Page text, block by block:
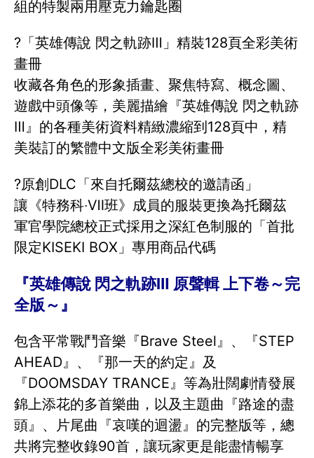
組的特製兩用壓克力鑰匙圈
?「英雄傳說 閃之軌跡Ⅲ」精裝128頁全彩美術
畫冊
收藏各角色的形象插畫、聚焦特寫、概念圖、
遊戲中頭像等，美麗描繪『英雄傳說 閃之軌跡
Ⅲ』的各種美術資料精緻濃縮到128頁中，精
美裝訂的繁體中文版全彩美術畫冊
?原創DLC「來自托爾茲總校的邀請函」
讓《特務科‧Ⅶ班》成員的服裝更換為托爾茲
軍官學院總校正式採用之深紅色制服的「首批
限定KISEKI BOX」專用商品代碼
『英雄傳說 閃之軌跡Ⅲ 原聲輯 上下卷～完
全版～』
包含平常戰鬥音樂『Brave Steel』、『STEP
AHEAD』、『那一天的約定』及
『DOOMSDAY TRANCE』等為壯闊劇情發展
錦上添花的多首樂曲，以及主題曲『路途的盡
頭』、片尾曲『哀嘆的迴盪』的完整版等，總
共將完整收錄90首，讓玩家更是能盡情暢享